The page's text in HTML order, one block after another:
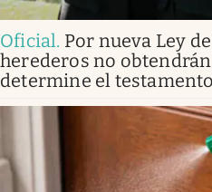
Oficial. Por nueva Ley
herederos no
determine el testamento